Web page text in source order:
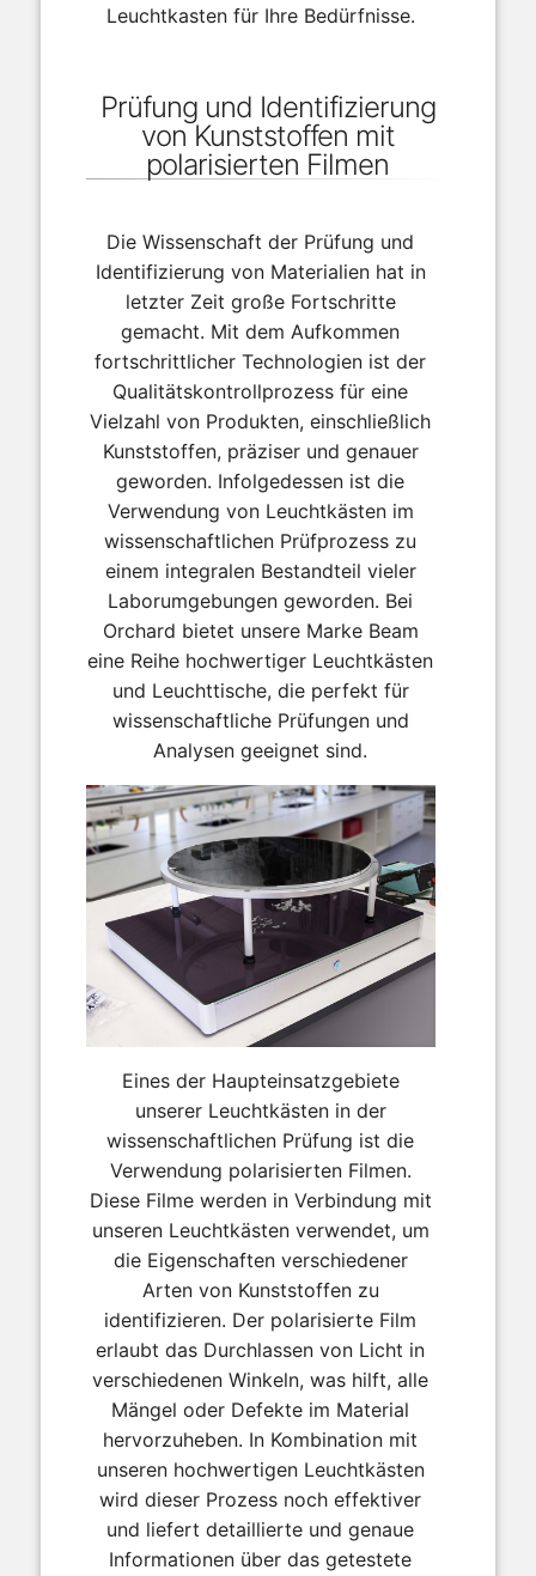
Leuchtkasten für Ihre Bedürfnisse.
Prüfung und Identifizierung
von Kunststoffen mit
polarisierten Filmen
Die Wissenschaft der Prüfung und
Identifizierung von Materialien hat in
letzter Zeit große Fortschritte
gemacht. Mit dem Aufkommen
fortschrittlicher Technologien ist der
Qualitätskontrollprozess für eine
Vielzahl von Produkten, einschließlich
Kunststoffen, präziser und genauer
geworden. Infolgedessen ist die
Verwendung von Leuchtkästen im
wissenschaftlichen Prüfprozess zu
einem integralen Bestandteil vieler
Laborumgebungen geworden. Bei
Orchard bietet unsere Marke Beam
eine Reihe hochwertiger Leuchtkästen
und Leuchttische, die perfekt für
wissenschaftliche Prüfungen und
Analysen geeignet sind.
Eines der Haupteinsatzgebiete
unserer Leuchtkästen in der
wissenschaftlichen Prüfung ist die
Verwendung polarisierten Filmen.
Diese Filme werden in Verbindung mit
unseren Leuchtkästen verwendet, um
die Eigenschaften verschiedener
Arten von Kunststoffen zu
identifizieren. Der polarisierte Film
erlaubt das Durchlassen von Licht in
verschiedenen Winkeln, was hilft, alle
Mängel oder Defekte im Material
hervorzuheben. In Kombination mit
unseren hochwertigen Leuchtkästen
wird dieser Prozess noch effektiver
und liefert detaillierte und genaue
Informationen über das getestete